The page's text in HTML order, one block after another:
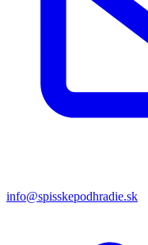
info@spisskepodhradie.sk